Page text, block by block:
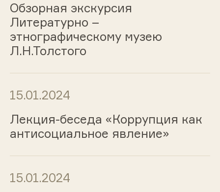
Обзорная экскурсия
Литературно –
этнографическому музею
Л.Н.Толстого
15.01.2024
Лекция-беседа «Коррупция как
антисоциальное явление»
15.01.2024